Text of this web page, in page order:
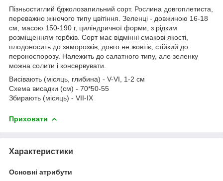
Пізньостиглий бджолозапильний сорт. Рослина довгоплетиста,
переважно жіночого типу цвітіння. Зеленці - довжиною 16-18
см, масою 150-190 г, циліндричної форми, з рідким
розміщенням горбків. Сорт має відмінні смакові якості,
плодоносить до заморозків, довго не жовтіє, стійкий до
пероноспорозу. Належить до салатного типу, але зеленку
можна солити і консервувати.
Висівають (місяць, глибина) - V-VI, 1-2 см
Схема висадки (см) - 70*50-55
Збирають (місяць) - VII-IХ
Приховати
Характеристики
Основні атрибути